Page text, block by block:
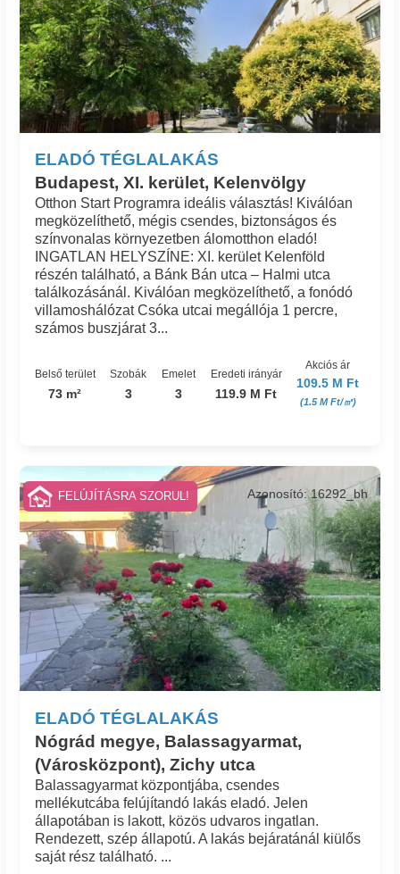
ELADÓ TÉGLALAKÁS
Budapest, XI. kerület, Kelenvölgy
Otthon Start Programra ideális választás! Kiválóan
megközelíthető, mégis csendes, biztonságos és
színvonalas környezetben álomotthon eladó!
INGATLAN HELYSZÍNE: XI. kerület Kelenföld
részén található, a Bánk Bán utca – Halmi utca
találkozásánál. Kiválóan megközelíthető, a fonódó
villamoshálózat Csóka utcai megállója 1 percre,
számos buszjárat 3...
Belső terület
73 m²
Szobák
3
Emelet
3
Eredeti irányár
119.9 M Ft
Akciós ár
109.5 M Ft
(1.5 M Ft/㎡)
ELADÓ TÉGLALAKÁS
Nógrád megye, Balassagyarmat,
(Városközpont), Zichy utca
Azonosító: 16292_bh
Balassagyarmat központjába, csendes
mellékutcába felújítandó lakás eladó. Jelen
állapotában is lakott, közös udvaros ingatlan.
Rendezett, szép állapotú. A lakás bejáratánál kiülős
saját rész található. ...
FELÚJÍTÁSRA SZORUL!